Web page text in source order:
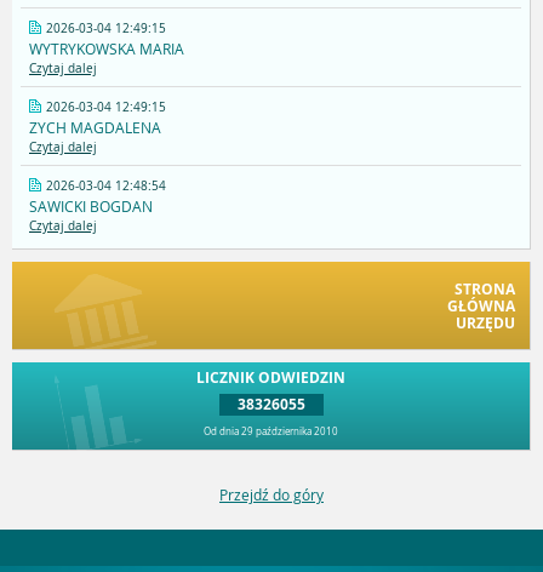
2026-03-04 12:49:15
WYTRYKOWSKA MARIA
Czytaj dalej
2026-03-04 12:49:15
ZYCH MAGDALENA
Czytaj dalej
2026-03-04 12:48:54
SAWICKI BOGDAN
Czytaj dalej
STRONA
GŁÓWNA
URZĘDU
LICZNIK ODWIEDZIN
38326055
Od dnia 29 października 2010
Przejdź do góry